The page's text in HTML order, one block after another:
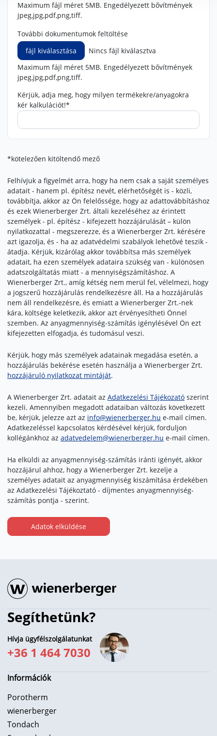
Maximum fájl méret 5MB. Engedélyezett bővítmények
jpeg,jpg,pdf,png,tiff.
További dokumentumok feltöltése
fájl kiválasztása
Nincs fájl kiválasztva
Maximum fájl méret 5MB. Engedélyezett bővítmények
jpeg,jpg,pdf,png,tiff.
Kérjük, adja meg, hogy milyen termékekre/anyagokra
kér kalkulációt!*
*kötelezően kitöltendő mező
Felhívjuk a figyelmét arra, hogy ha nem csak a saját személyes
adatait - hanem pl. építész nevét, elérhetőségét is - közli,
továbbítja, akkor az Ön felelőssége, hogy az adattovábbításhoz
és ezek Wienerberger Zrt. általi kezeléséhez az érintett
személyek - pl. építész - kifejezett hozzájárulását – külön
nyilatkozattal - megszerezze, és a Wienerberger Zrt. kérésére
azt igazolja, és - ha az adatvédelmi szabályok lehetővé teszik -
átadja. Kérjük, kizárólag akkor továbbítsa más személyek
adatait, ha ezen személyek adataira szükség van - különösen
adatszolgáltatás miatt - a mennyiségszámításhoz. A
Wienerberger Zrt., amíg kétség nem merül fel, vélelmezi, hogy
a jogszerű hozzájárulás rendelkezésre áll. Ha a hozzájárulás
nem áll rendelkezésre, és emiatt a Wienerberger Zrt.-nek
kára, költsége keletkezik, akkor azt érvényesítheti Önnel
szemben. Az anyagmennyiség-számítás igénylésével Ön ezt
kifejezetten elfogadja, és tudomásul veszi.
Kérjük, hogy más személyek adatainak megadása esetén, a
hozzájárulás bekérése esetén használja a Wienerberger Zrt.
hozzájáruló nyilatkozat mintáját.
A Wienerberger Zrt. adatait az Adatkezelési Tájékozató szerint
kezeli. Amennyiben megadott adataiban változás következett
be, kérjük, jelezze azt az info@wienerberger.hu e-mail címen.
Adatkezeléssel kapcsolatos kérdésével kérjük, forduljon
kollégánkhoz az adatvedelem@wienerberger.hu e-mail címen.
Ha elküldi az anyagmennyiség-számítás iránti igényét, akkor
hozzájárul ahhoz, hogy a Wienerberger Zrt. kezelje a
személyes adatait az anyagmennyiség kiszámítása érdekében
az Adatkezelési Tájékoztató - díjmentes anyagmennyiség-
számítás pontja - szerint.
Információk
Porotherm
wienerberger
Tondach
Segíthetünk?
Hívja ügyfélszolgálatunkat
+36 1 464 7030